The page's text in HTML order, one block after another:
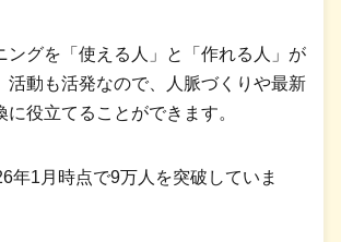
ングを「使える人」と「作れる人」が
活動も活発なので、人脈づくりや最新
役立てることができます。
年1月時点で9万人を突破していま